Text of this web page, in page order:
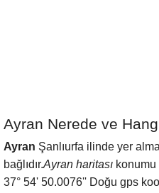
Ayran Nerede ve
Ayran Şanlıurfa ilinde yer
bağlıdır.Ayran haritası
37° 54' 50.0076'' Doğu gps